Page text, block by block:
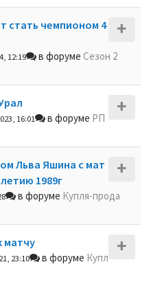
стать чемпионом 4
12:19 в форуме Сезон 2
16:01 в форуме РП
Льва Яшина с мат
1989г
в форуме Купля-прода
матчу
23:10 в форуме Купл